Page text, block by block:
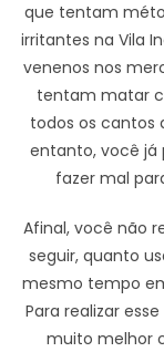
que tentam
irritantes na Vila
venenos nos
tentam matar
todos os cantos
entanto, você já
fazer mal
Afinal, você não
seguir, quanto
mesmo tempo
Para realizar
muito melhor